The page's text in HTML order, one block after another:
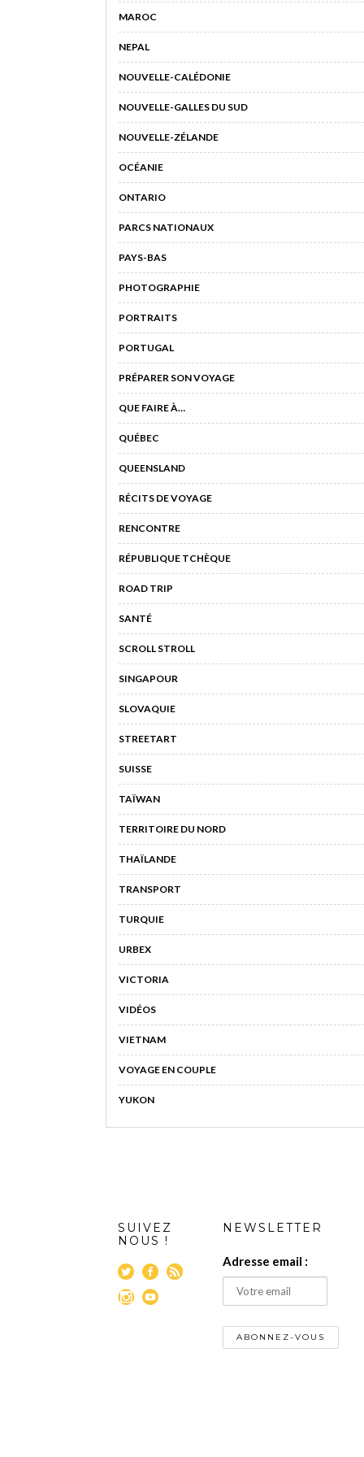
MAROC
NEPAL
NOUVELLE-CALÉDONIE
NOUVELLE-GALLES DU SUD
NOUVELLE-ZÉLANDE
OCÉANIE
ONTARIO
PARCS NATIONAUX
PAYS-BAS
PHOTOGRAPHIE
PORTRAITS
PORTUGAL
PRÉPARER SON VOYAGE
QUE FAIRE À…
QUÉBEC
QUEENSLAND
RÉCITS DE VOYAGE
RENCONTRE
RÉPUBLIQUE TCHÈQUE
ROAD TRIP
SANTÉ
SCROLL STROLL
SINGAPOUR
SLOVAQUIE
STREETART
SUISSE
TAÏWAN
TERRITOIRE DU NORD
THAÏLANDE
TRANSPORT
TURQUIE
URBEX
VICTORIA
VIDÉOS
VIETNAM
VOYAGE EN COUPLE
YUKON
SUIVEZ
NOUS !
NEWSLETTER
Adresse email :